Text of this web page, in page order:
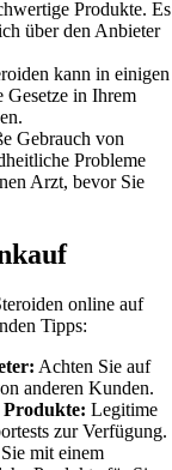
Produkte. Es
über den Anbieter
kann in einigen
Gesetze in Ihrem
Gebrauch von
Probleme
Arzt, bevor Sie
online auf
Tipps:
Achten Sie auf
anderen Kunden.
Legitime
zur Verfügung.
mit einem